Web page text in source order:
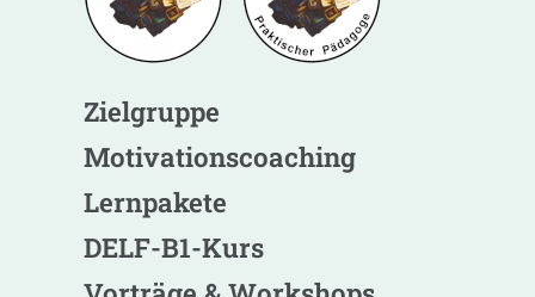
Zielgruppe
Motivationscoaching
Lernpakete
DELF-B1-Kurs